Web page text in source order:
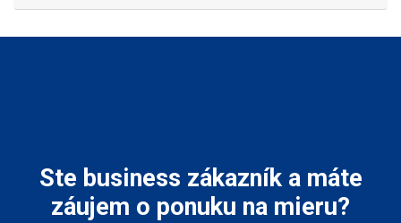
Ste business zákazník a máte
záujem o ponuku na mieru?